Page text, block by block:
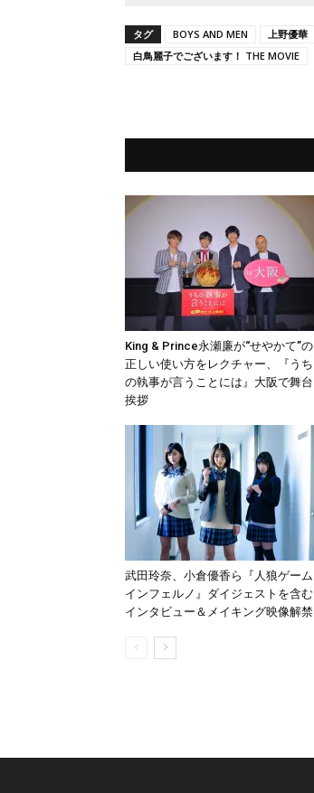
タグ BOYS AND MEN 上野優華
白鳥麗子でございます！ THE MOVIE
King & Prince永瀬廉が“せやかて”の
正しい使い方をレクチャー、『うち
の執事が言うことには』大阪で舞台
挨拶
武田玲奈、小倉優香ら『人狼ゲーム
インフェルノ』ダイジェストを含む
インタビュー＆メイキング映像解禁